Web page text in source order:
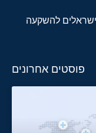
ישראלים להשקעה
פוסטים אחרונים